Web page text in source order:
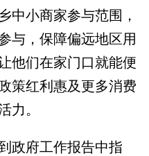
中小商家参与范围，
与，保障偏远地区用
他们在家门口就能便
策红利惠及更多消费
力。
府工作报告中指